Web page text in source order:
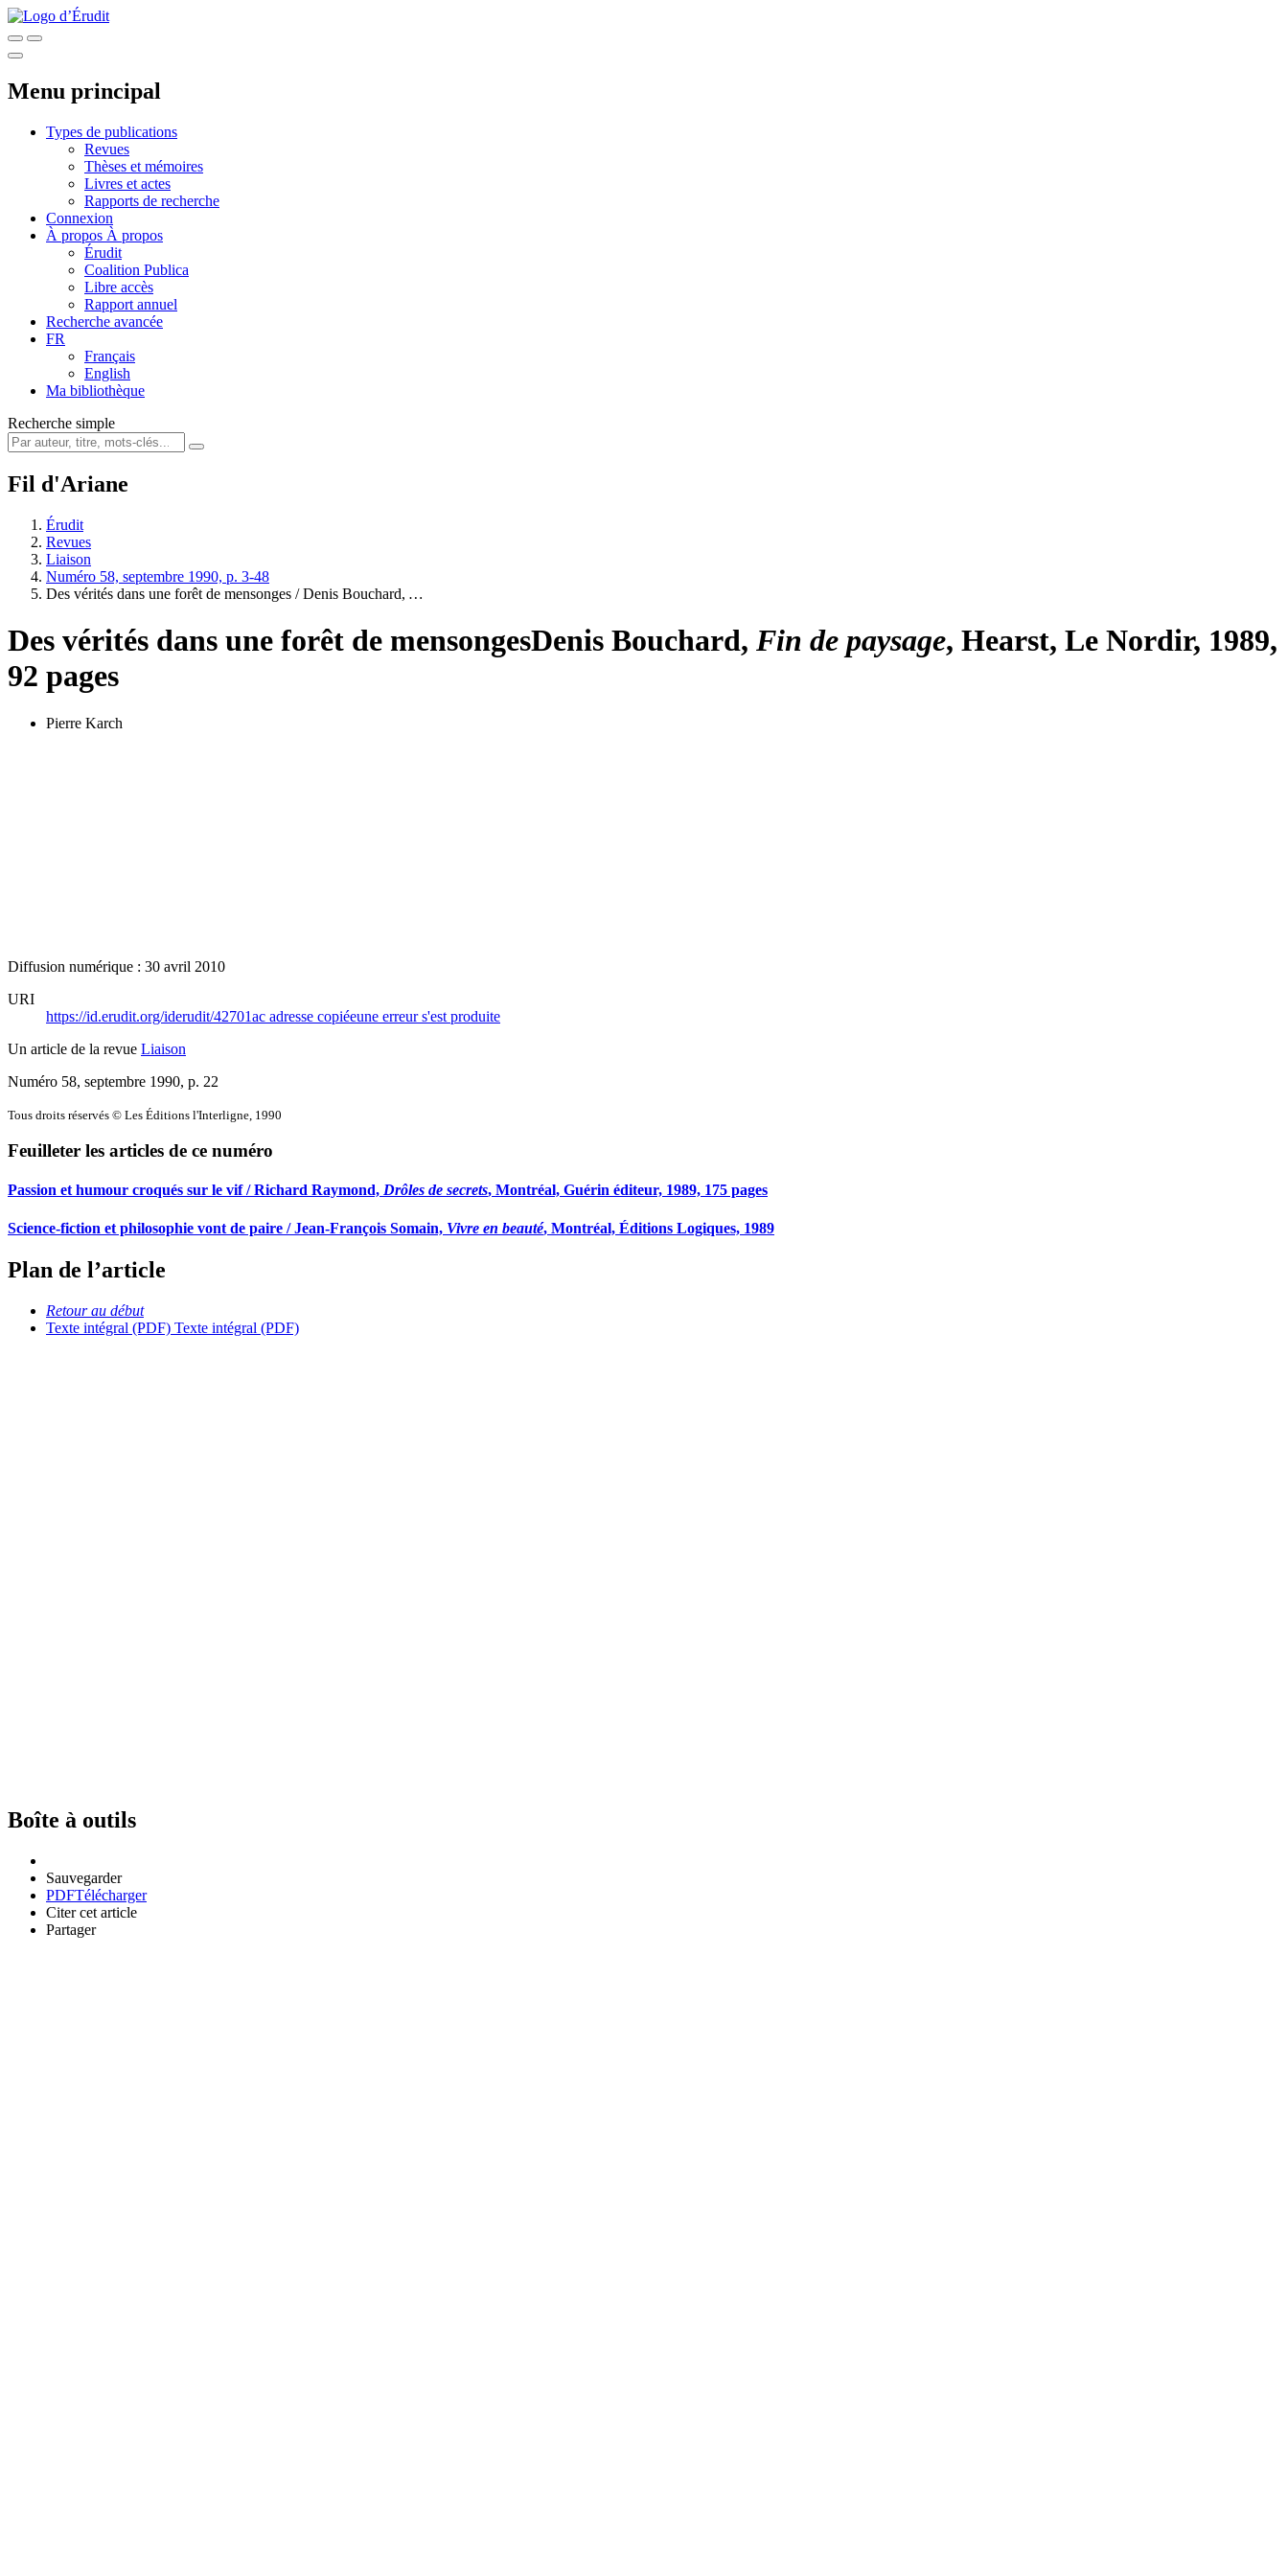
Menu principal
Types de publications
Revues
Thèses et mémoires
Livres et actes
Rapports de recherche
Connexion
À propos À propos
Érudit
Coalition Publica
Libre accès
Rapport annuel
Recherche avancée
FR
Français
English
Ma bibliothèque
Recherche simple
Fil d'Ariane
Érudit
Revues
Liaison
Numéro 58, septembre 1990, p. 3-48
Des vérités dans une forêt de mensonges / Denis Bouchard, …
Des vérités dans une forêt de mensongesDenis Bouchard, Fin de paysage, Hearst, Le Nordir, 1989,
92 pages
Pierre Karch
Diffusion numérique : 30 avril 2010
URI
https://id.erudit.org/iderudit/42701ac adresse copiéeune erreur s'est produite
Un article de la revue Liaison
Numéro 58, septembre 1990, p. 22
Tous droits réservés © Les Éditions l'Interligne, 1990
Feuilleter les articles de ce numéro
Passion et humour croqués sur le vif / Richard Raymond, Drôles de secrets, Montréal, Guérin éditeur, 1989, 175 pages
Science-fiction et philosophie vont de paire / Jean-François Somain, Vivre en beauté, Montréal, Éditions Logiques, 1989
Plan de l’article
Retour au début
Texte intégral (PDF) Texte intégral (PDF)
Boîte à outils
Sauvegarder
PDFTélécharger
Citer cet article
Partager